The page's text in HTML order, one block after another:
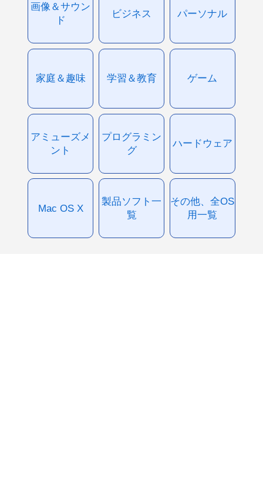
画像＆サウン
ド
ビジネス パーソナル
家庭＆趣味 学習＆教育 ゲーム
アミューズメ
ント
プログラミン
グ
ハードウェア
Mac OS X
製品ソフト一
覧
その他、全OS
用一覧